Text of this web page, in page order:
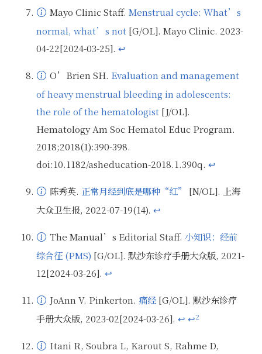
Mayo Clinic Staff. Menstrual cycle: What’s
normal, what’s not [G/OL]. Mayo Clinic. 2023-
04-22[2024-03-25]. ↩
O’Brien SH. Evaluation and management
of heavy menstrual bleeding in adolescents:
the role of the hematologist [J/OL].
Hematology Am Soc Hematol Educ Program.
2018;2018(1):390-398.
doi:10.1182/asheducation-2018.1.390q. ↩
陈秀英. 正常月经到底是哪种“红”
[N/OL]. 上海
大众卫生报, 2022-07-19(14). ↩
The Manual’s Editorial Staff. 小知识：经前
综合征 (PMS) [G/OL]. 默沙东诊疗手册大众版, 2021-
12[2024-03-26]. ↩
JoAnn V. Pinkerton. 痛经 [G/OL]. 默沙东诊疗
手册大众版, 2023-02[2024-03-26]. ↩ ↩2
Itani R, Soubra L, Karout S, Rahme D,